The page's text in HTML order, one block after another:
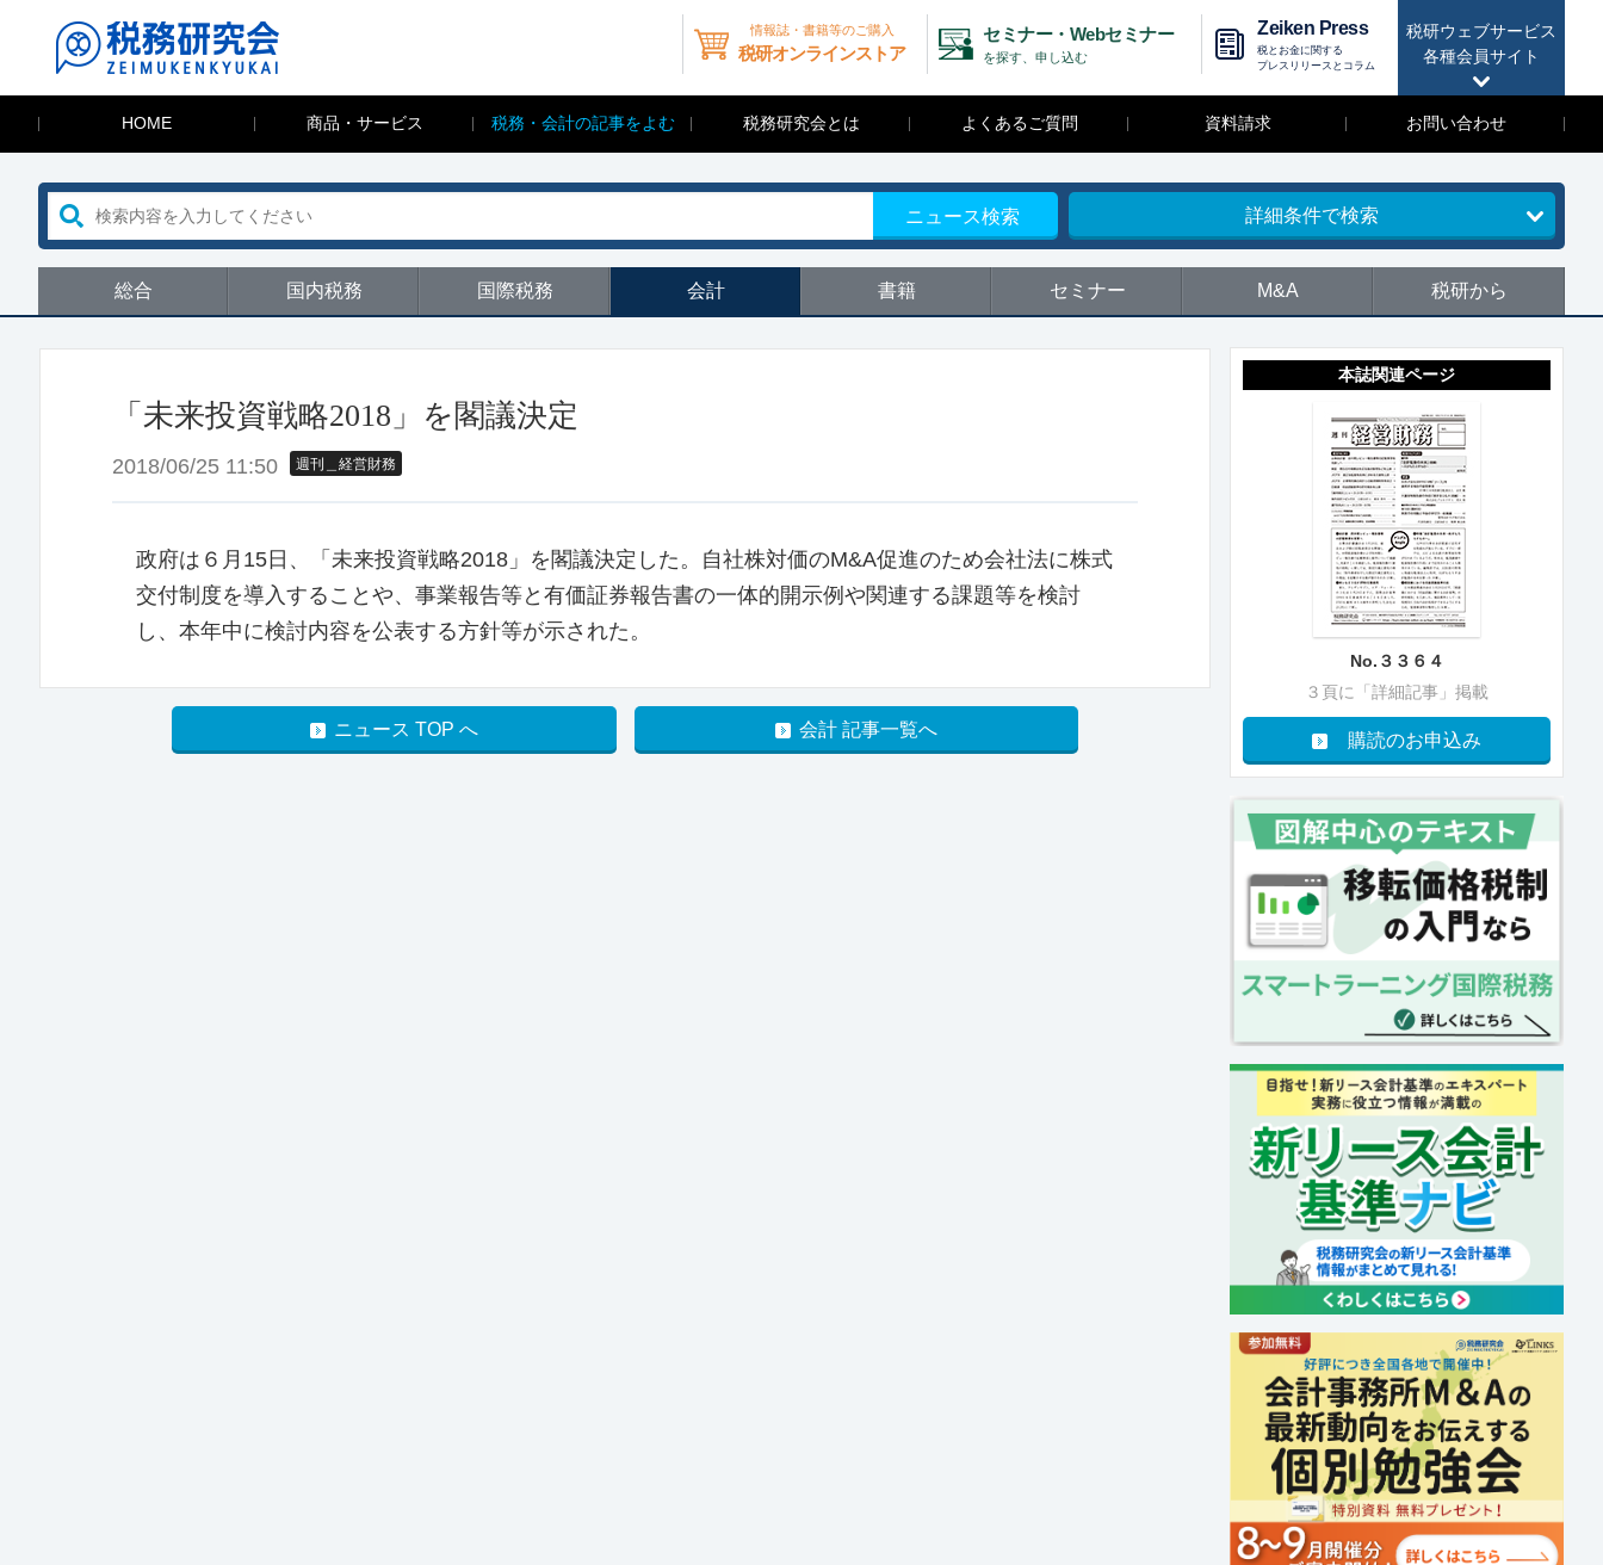
税研ウェブサービス
各種会員サイト
情報誌・書籍等のご購入
税研オンラインストア
セミナー・Webセミナー
を探す、申し込む
Zeiken Press
税とお金に関する
プレスリリースとコラム
HOME 商品・サービス 税務・会計の記事をよむ 税務研究会とは よくあるご質問 資料請求 お問い合わせ
ニュース検索 詳細条件で検索
総合 国内税務 国際税務 会計 書籍 セミナー M&A 税研から
「未来投資戦略2018」を閣議決定
2018/06/25 11:50 週刊＿経営財務
政府は６月15日、「未来投資戦略2018」を閣議決定した。自社株対価のM&A促進のため会社法に株式
交付制度を導入することや、事業報告等と有価証券報告書の一体的開示例や関連する課題等を検討
し、本年中に検討内容を公表する方針等が示された。
ニュース TOP へ 会計 記事一覧へ
本誌関連ページ
No.３３６４
３頁に「詳細記事」掲載
購読のお申込み